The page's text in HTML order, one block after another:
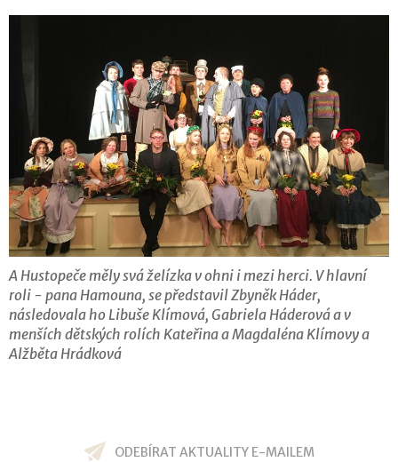
A Hustopeče měly svá želízka v ohni i mezi herci. V hlavní
roli - pana Hamouna, se představil Zbyněk Háder,
následovala ho Libuše Klímová, Gabriela Háderová a v
menších dětských rolích Kateřina a Magdaléna Klímovy a
Alžběta Hrádková
ODEBÍRAT AKTUALITY E-MAILEM